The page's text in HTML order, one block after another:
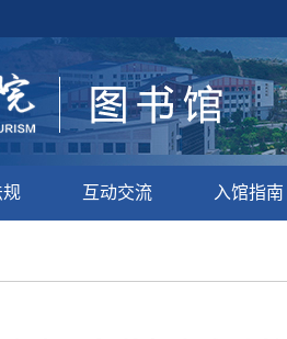
规 互动交流 入馆指南